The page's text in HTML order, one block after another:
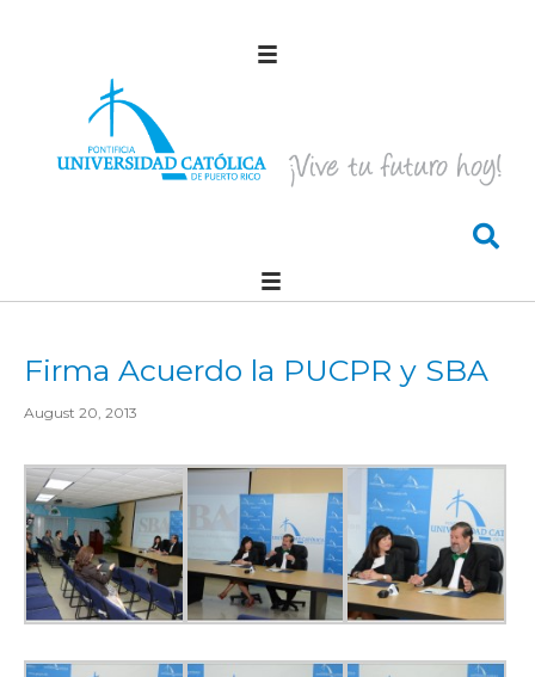
Firma Acuerdo la PUCPR y SBA
August 20, 2013